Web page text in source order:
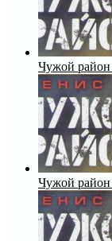
Чужой район
Чужой район